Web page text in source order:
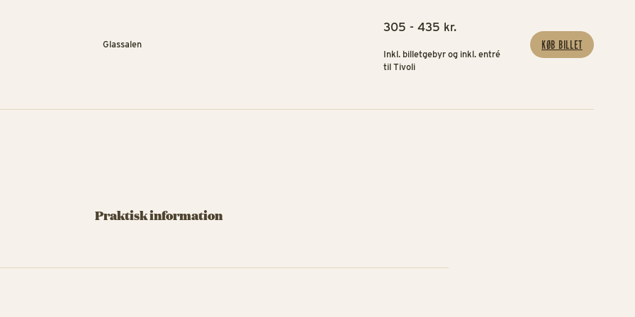
Glassalen
305 - 435 kr.
Inkl. billetgebyr og inkl. entré
til Tivoli
KØB BILLET
Praktisk information